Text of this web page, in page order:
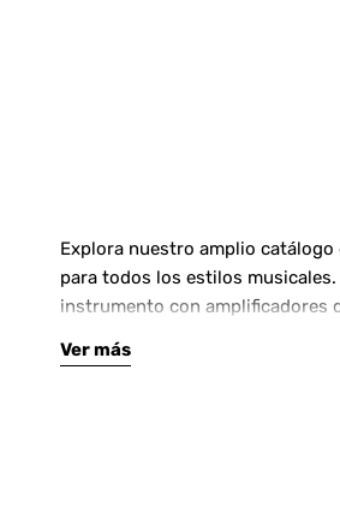
Explora nuestro amplio
para todos los estilos
instrumento con amplificadores
Ver más